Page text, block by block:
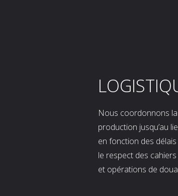
Nous coordonnons
production jusqu’au
en fonction des
le respect des
et opérations de